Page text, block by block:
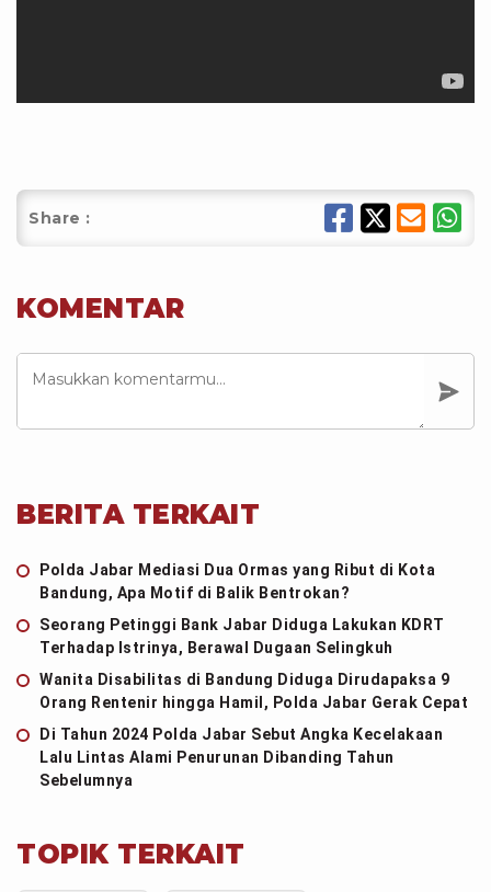
Share :
KOMENTAR
BERITA TERKAIT
Polda Jabar Mediasi Dua Ormas yang Ribut di Kota
Bandung, Apa Motif di Balik Bentrokan?
Seorang Petinggi Bank Jabar Diduga Lakukan KDRT
Terhadap Istrinya, Berawal Dugaan Selingkuh
Wanita Disabilitas di Bandung Diduga Dirudapaksa 9
Orang Rentenir hingga Hamil, Polda Jabar Gerak Cepat
Di Tahun 2024 Polda Jabar Sebut Angka Kecelakaan
Lalu Lintas Alami Penurunan Dibanding Tahun
Sebelumnya
TOPIK TERKAIT